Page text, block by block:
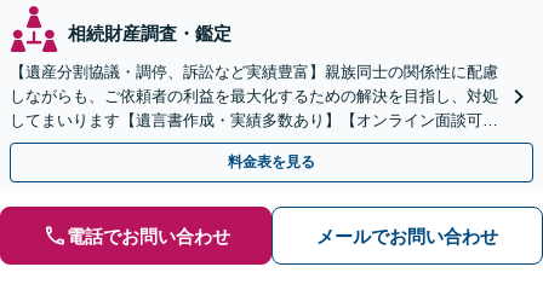
相続財産調査・鑑定
【遺産分割協議・調停、訴訟など実績豊富】親族同士の関係性に配慮
しながらも、ご依頼者の利益を最大化するための解決を目指し、対処
してまいります【遺言書作成・実績多数あり】【オンライン面談可】
【溜池山王駅3分】スピード対応を心がけています。
料金表を見る
電話でお問い合わせ メールでお問い合わせ